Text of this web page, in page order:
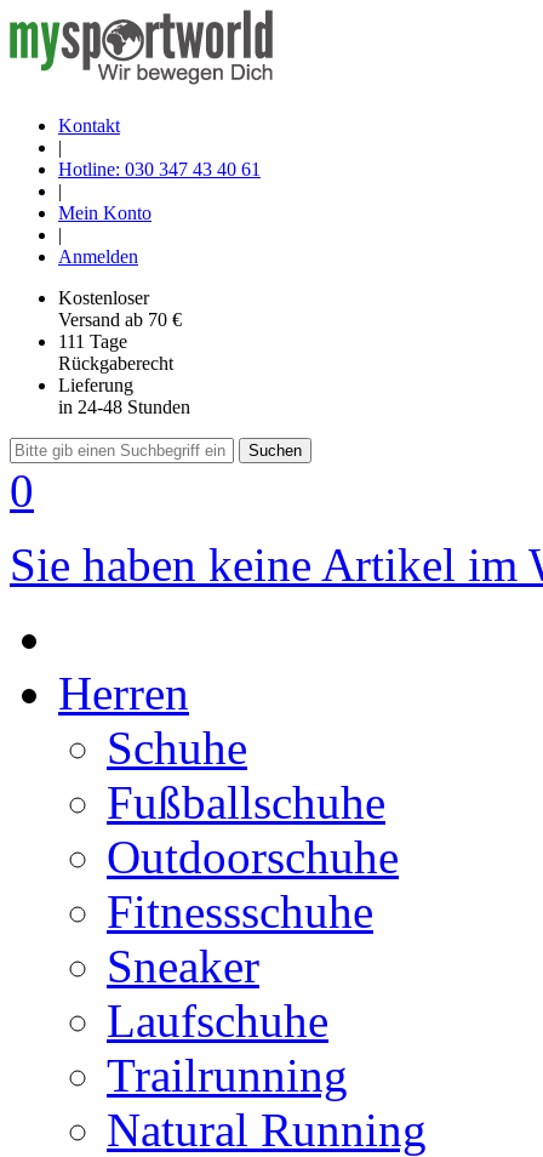
Kontakt
|
Hotline: 030 347 43 40 61
|
Mein Konto
|
Anmelden
Kostenloser
Versand ab 70 €
111 Tage
Rückgaberecht
Lieferung
in 24-48 Stunden
Suchen
0
Sie haben keine Artikel im
Herren
Schuhe
Fußballschuhe
Outdoorschuhe
Fitnessschuhe
Sneaker
Laufschuhe
Trailrunning
Natural Running